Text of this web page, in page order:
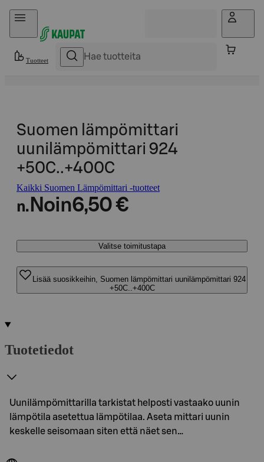
Hyppää sisältöön
Tuotteet
Suomen lämpömittari
uunilämpömittari 924
+50C..+400C
Kaikki Suomen Lämpömittari -tuotteet
n. Noin6,50 €
Valitse toimitustapa
Lisää suosikkeihin, Suomen lämpömittari uunilämpömittari 924
+50C..+400C
Tuotetiedot
Uunilämpömittarilla tarkistat helposti vastaako uunin
lämpötila asetettua lämpötilaa. Aseta mittari uunin
keskelle seisomaan siten että näet sen…